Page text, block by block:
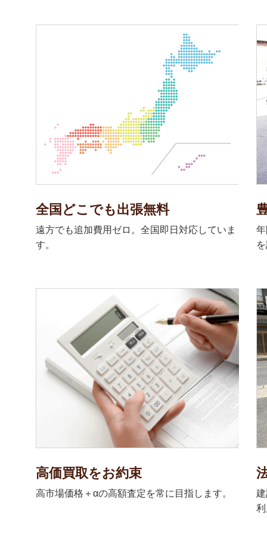
全国どこでも出張無料
遠方でも追加費用ゼロ。全国即日対応していま
す。
高価買取をお約束
高市場価格＋αの高額査定を常に目指します。